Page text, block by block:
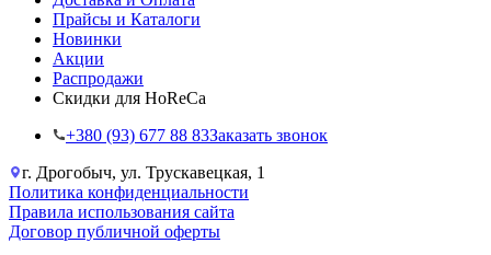
Прайсы и Каталоги
Новинки
Акции
Распродажи
Скидки для HoReCa
+38‎0 (93) 677 88 83Заказать звонок
г. Дрогобыч, ул. Трускавецкая, 1
Политика конфиденциальности
Правила использования сайта
Договор публичной оферты